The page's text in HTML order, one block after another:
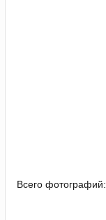
Всего фотографий: